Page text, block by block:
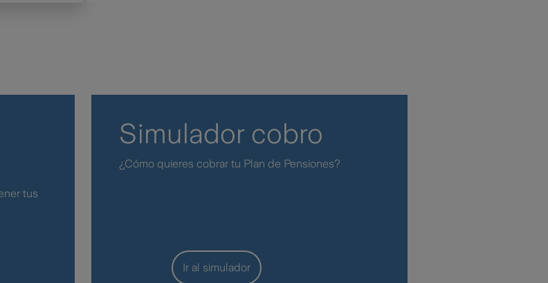
tus
Simulador cobro
¿Cómo quieres cobrar tu Plan de Pensiones?
Ir al simulador